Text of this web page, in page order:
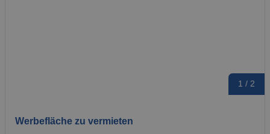
1 / 2
Werbefläche zu vermieten